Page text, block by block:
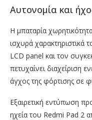
Αυτονομία και
Η μπαταρία
ισχυρά
LCD panel και τον
πετυχαίνει διαχείριση
άγχος της φόρτισης σε
Εξαιρετική εντύπωση
ηχεία του Redmi Pad 2